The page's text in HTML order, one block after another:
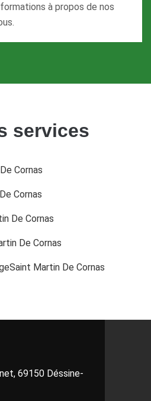
à propos de nos
services
Cornas
Cornas
De Cornas
De Cornas
Martin De Cornas
69150 Déssine-